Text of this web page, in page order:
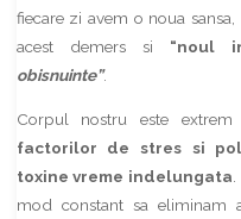
fiecare zi avem o noua
acest demers si “noul
obisnuinte”.
Corpul nostru este
factorilor de stres si
toxine vreme indelungata
mod constant sa eliminam